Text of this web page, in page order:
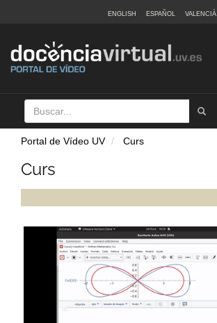
ENGLISH ESPAÑOL VALENCIÀ
Buscar
Tramet
Portal de Vídeo UV Curs
Curs